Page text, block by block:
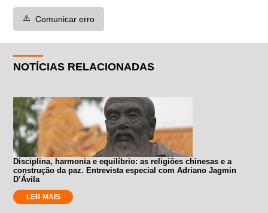
⚠️ Comunicar erro
NOTÍCIAS RELACIONADAS
Disciplina, harmonia e equilíbrio: as religiões chinesas e a
construção da paz. Entrevista especial com Adriano Jagmin
D’Ávila
LER MAIS